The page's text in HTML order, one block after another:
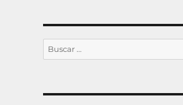
Buscar
por: